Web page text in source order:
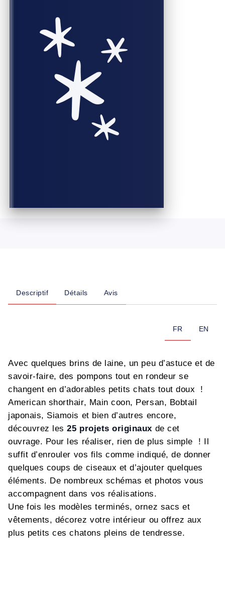
Descriptif Détails Avis
FR EN
Avec quelques brins de laine, un peu d’astuce et de
savoir-faire, des pompons tout en rondeur se
changent en d’adorables petits chats tout doux !
American shorthair, Main coon, Persan, Bobtail
japonais, Siamois et bien d’autres encore,
découvrez les25 projets originaux de cet
ouvrage. Pour les réaliser, rien de plus simple ! Il
suffit d’enrouler vos fils comme indiqué, de donner
quelques coups de ciseaux et d’ajouter quelques
éléments. De nombreux schémas et photos vous
accompagnent dans vos réalisations.
Une fois les modèles terminés, ornez sacs et
vêtements, décorez votre intérieur ou offrez aux
plus petits ces chatons pleins de tendresse.